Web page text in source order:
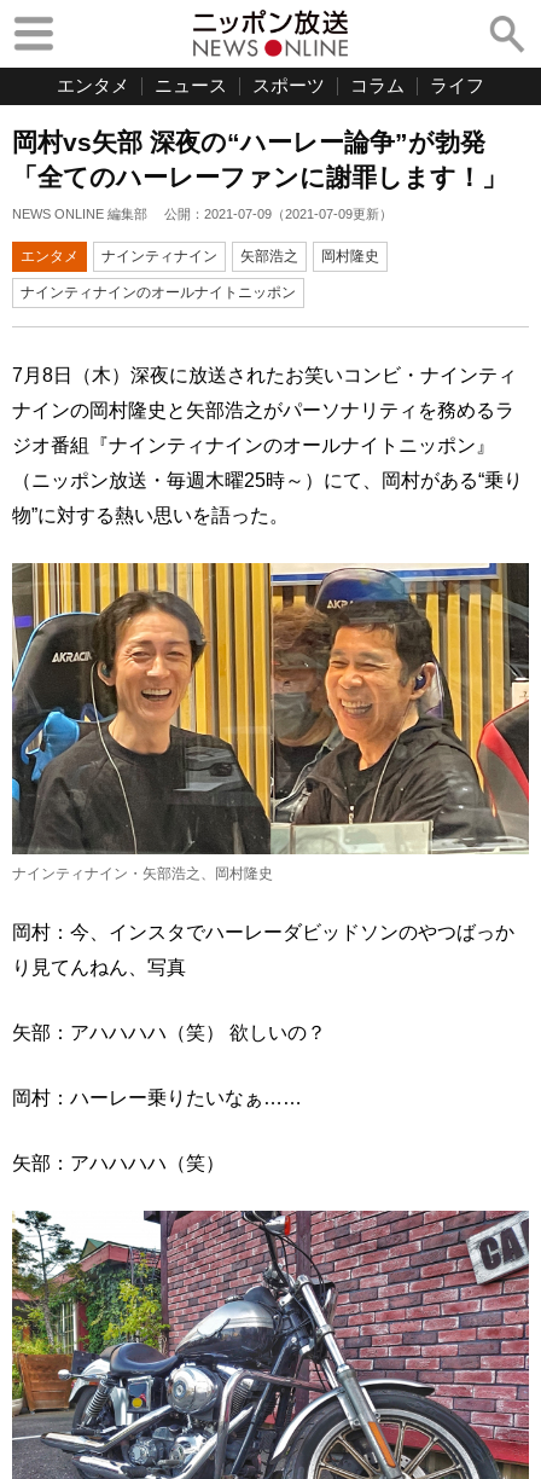
エンタメ ニュース スポーツ コラム ライフ
岡村vs矢部 深夜の“ハーレー論争”が勃発
「全てのハーレーファンに謝罪します！」
NEWS ONLINE 編集部 公開： 2021-07-09 （2021-07-09更新）
エンタメ ナインティナイン 矢部浩之 岡村隆史
ナインティナインのオールナイトニッポン
7月8日（木）深夜に放送されたお笑いコンビ・ナインティ
ナインの岡村隆史と矢部浩之がパーソナリティを務めるラ
ジオ番組『ナインティナインのオールナイトニッポン』
（ニッポン放送・毎週木曜25時～）にて、岡村がある“乗り
物”に対する熱い思いを語った。
ナインティナイン・矢部浩之、岡村隆史
岡村：今、インスタでハーレーダビッドソンのやつばっか
り見てんねん、写真
矢部：アハハハハ（笑） 欲しいの？
岡村：ハーレー乗りたいなぁ……
矢部：アハハハハ（笑）